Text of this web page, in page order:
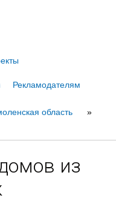
Рекламодателям
область
»
из